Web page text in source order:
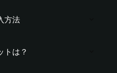
方法
トは？